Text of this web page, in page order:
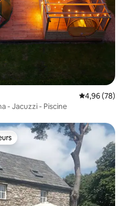
Évaluation
4,96 (78)
- Jacuzzi - Piscine
les plus appréciés